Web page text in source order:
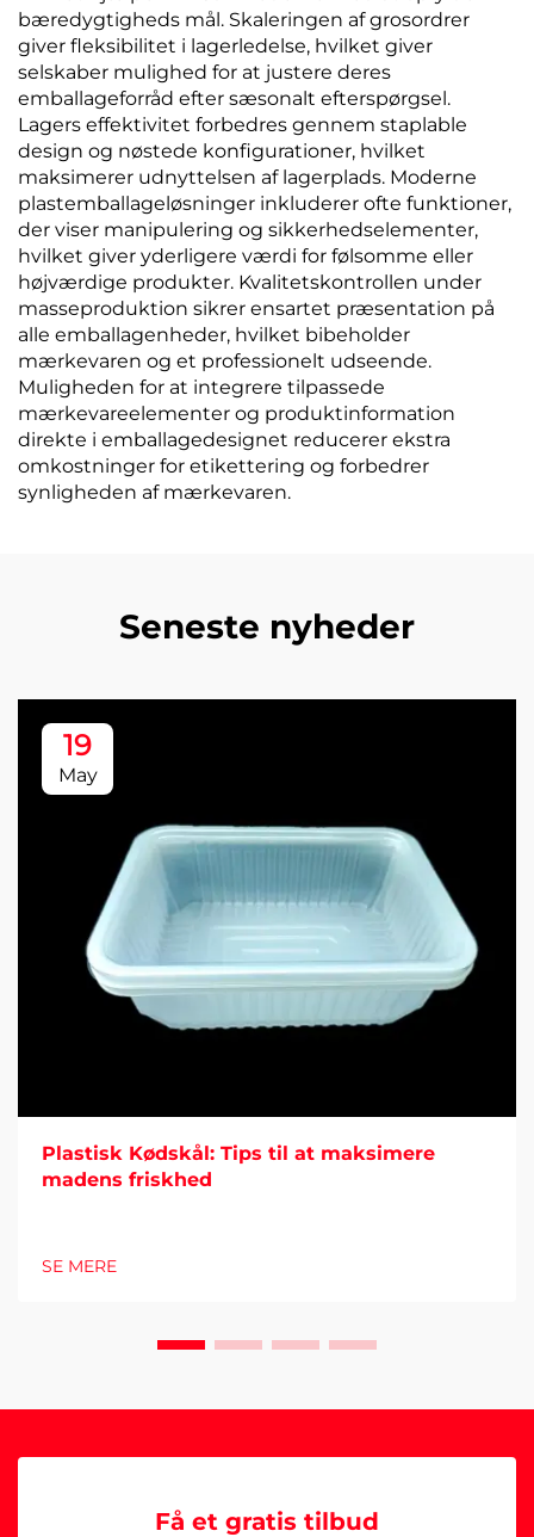
bæredygtigheds mål. Skaleringen af grosordrer
giver fleksibilitet i lagerledelse, hvilket giver
selskaber mulighed for at justere deres
emballageforråd efter sæsonalt efterspørgsel.
Lagers effektivitet forbedres gennem staplable
design og nøstede konfigurationer, hvilket
maksimerer udnyttelsen af lagerplads. Moderne
plastemballageløsninger inkluderer ofte funktioner,
der viser manipulering og sikkerhedselementer,
hvilket giver yderligere værdi for følsomme eller
højværdige produkter. Kvalitetskontrollen under
masseproduktion sikrer ensartet præsentation på
alle emballagenheder, hvilket bibeholder
mærkevaren og et professionelt udseende.
Muligheden for at integrere tilpassede
mærkevareelementer og produktinformation
direkte i emballagedesignet reducerer ekstra
omkostninger for etikettering og forbedrer
synligheden af mærkevaren.
Seneste nyheder
19
May
Plastisk Kødskål: Tips til at maksimere
madens friskhed
SE MERE
Få et gratis tilbud